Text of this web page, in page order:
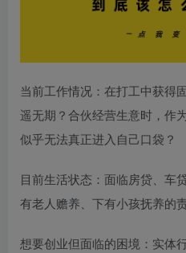
当前工作情况：在打工中获得
遥无期？合伙经营生意时，作
似乎无法真正进入自己口袋？
目前生活状态：面临房贷、车
有老人赡养、下有小孩抚养的
想要创业但面临的困境：实体